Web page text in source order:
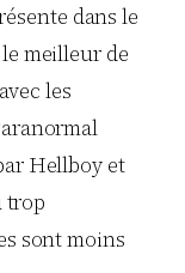
dans le
meilleur de
les
Hellboy et
trop
sont moins